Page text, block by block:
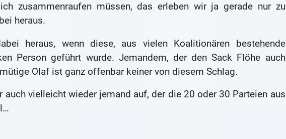
zusammenraufen müssen, das erleben wir ja gerade nur zu
heraus.
heraus, wenn diese, aus vielen Koalitionären bestehende
Person geführt wurde. Jemandem, der den Sack Flöhe auch
Olaf ist ganz offenbar keiner von diesem Schlag.
auch vielleicht wieder jemand auf, der die 20 oder 30 Parteien aus